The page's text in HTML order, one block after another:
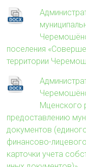
поселения
территории
Мценского
предоставлению
документов
финансово-
карточки учета